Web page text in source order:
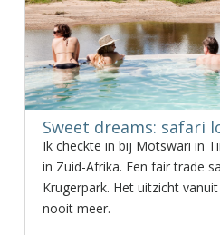
Sweet dreams: safari
Ik checkte in bij Motswari in
in Zuid-Afrika. Een fair trade
Krugerpark. Het uitzicht
nooit meer.